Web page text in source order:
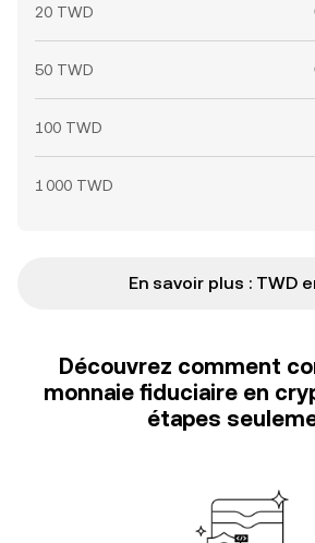
20 TWD
50 TWD
100 TWD
1 000 TWD
En savoir plus : TWD
Découvrez comment
monnaie fiduciaire en
étapes